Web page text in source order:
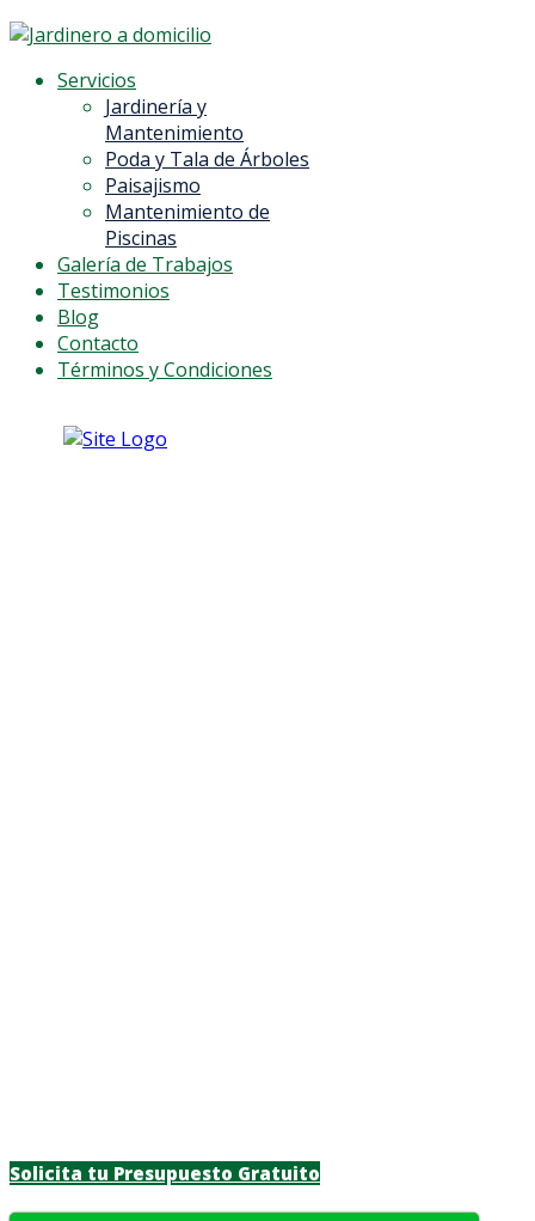
Servicios
Jardinería y
Mantenimiento
Poda y Tala de Árboles
Paisajismo
Mantenimiento de
Piscinas
Galería de Trabajos
Testimonios
Blog
Contacto
Términos y Condiciones
Solicita tu Presupuesto Gratuito